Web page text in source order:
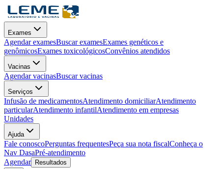
Exames
Agendar examesBuscar examesExames genéticos e
genômicosExames toxicológicosConvênios atendidos
Vacinas
Agendar vacinasBuscar vacinas
Serviços
Infusão de medicamentosAtendimento domiciliarAtendimento
particularAtendimento infantilAtendimento em empresas
Unidades
Ajuda
Fale conoscoPerguntas frequentesPeça sua nota fiscalConheça o
Nav DasaPré-atendimento
Agendar
Resultados